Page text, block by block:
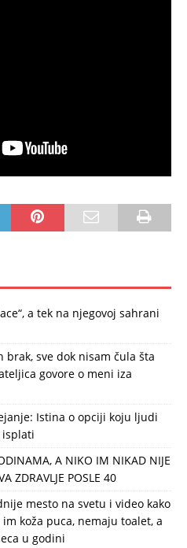
a tek na njegovoj sahrani
sve dok nisam čula šta
govore o meni iza
Istina o opciji koju ljudi
isplati
A NIKO IM NIKAD NIJE
ZDRAVLJE POSLE 40
mesto na svetu i video kako
koža puca, nemaju toalet, a
u godini